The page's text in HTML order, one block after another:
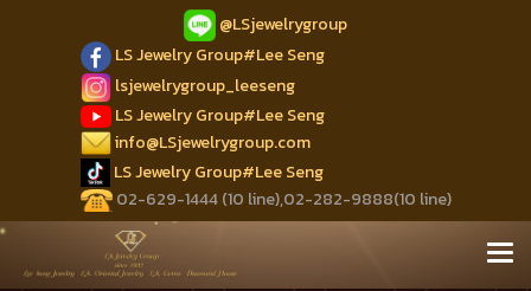
@LSjewelrygroup
LS Jewelry Group#Lee Seng
lsjewelrygroup_leeseng
LS Jewelry Group#Lee Seng
info@LSjewelrygroup.com
LS Jewelry Group#Lee Seng
02-629-1444 (10 line),02-282-9888(10 line)